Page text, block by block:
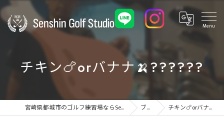
チキン🍗orバナナ🍌??????
宮崎県都城市のゴルフ練習場ならSenshin Golf Studio 24 ブログ チキン🍗orバナナ🍌??????